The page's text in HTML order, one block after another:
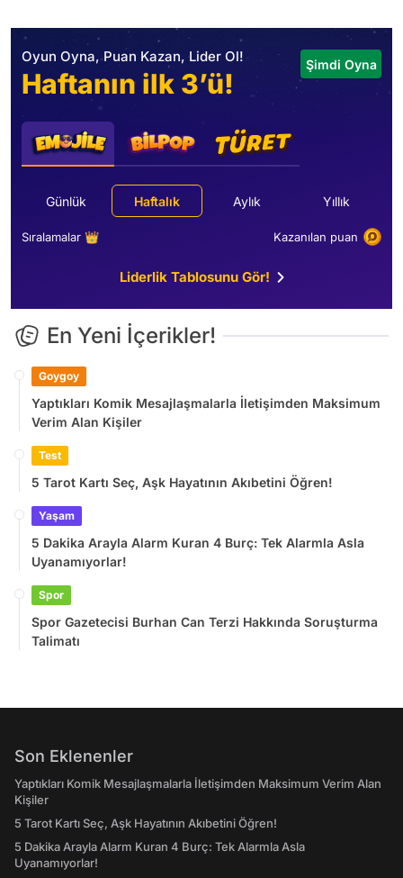
Oyun Oyna, Puan Kazan, Lider Ol!
Haftanın ilk 3’ü!
Şimdi Oyna
Günlük Haftalık Aylık Yıllık
Sıralamalar 👑 Kazanılan puan
Liderlik Tablosunu Gör!
En Yeni İçerikler!
Goygoy
Yaptıkları Komik Mesajlaşmalarla İletişimden Maksimum
Verim Alan Kişiler
Test
5 Tarot Kartı Seç, Aşk Hayatının Akıbetini Öğren!
Yaşam
5 Dakika Arayla Alarm Kuran 4 Burç: Tek Alarmla Asla
Uyanamıyorlar!
Spor
Spor Gazetecisi Burhan Can Terzi Hakkında Soruşturma
Talimatı
Son Eklenenler
Yaptıkları Komik Mesajlaşmalarla İletişimden Maksimum Verim Alan
Kişiler
5 Tarot Kartı Seç, Aşk Hayatının Akıbetini Öğren!
5 Dakika Arayla Alarm Kuran 4 Burç: Tek Alarmla Asla
Uyanamıyorlar!